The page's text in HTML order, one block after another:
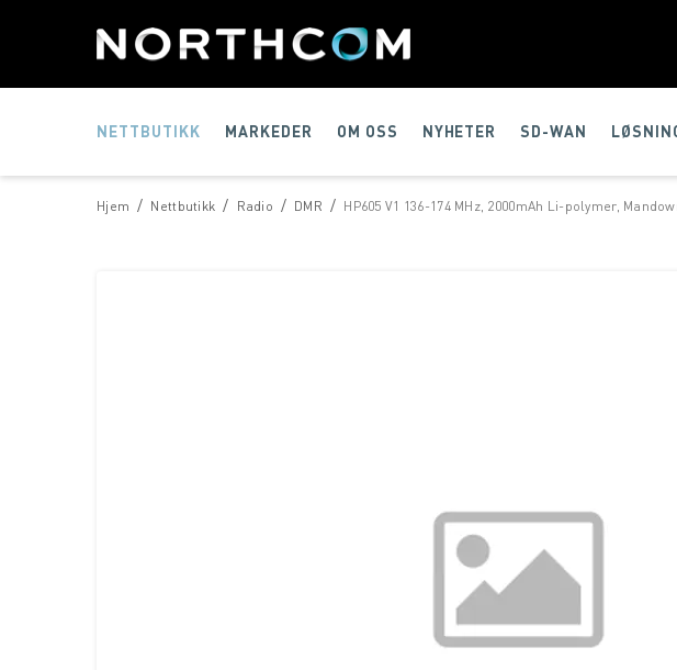
NETTBUTIKK MARKEDER OM OSS NYHETER SD-WAN
/
Hjem /
Nettbutikk /
Radio /
DMR HP605 V1 136-174 MHz, 2000mAh Li-polymer,